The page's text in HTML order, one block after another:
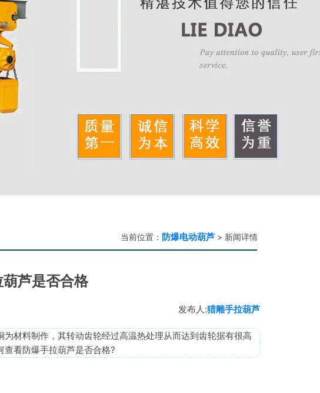
当前位置： 防爆电动葫芦 > 新闻详情
芦是否合格
发布人:猎雕手拉葫芦
材料制作，其转动齿轮经过高温热处理从而达到齿轮据有很高
看防爆手拉葫芦是否合格?